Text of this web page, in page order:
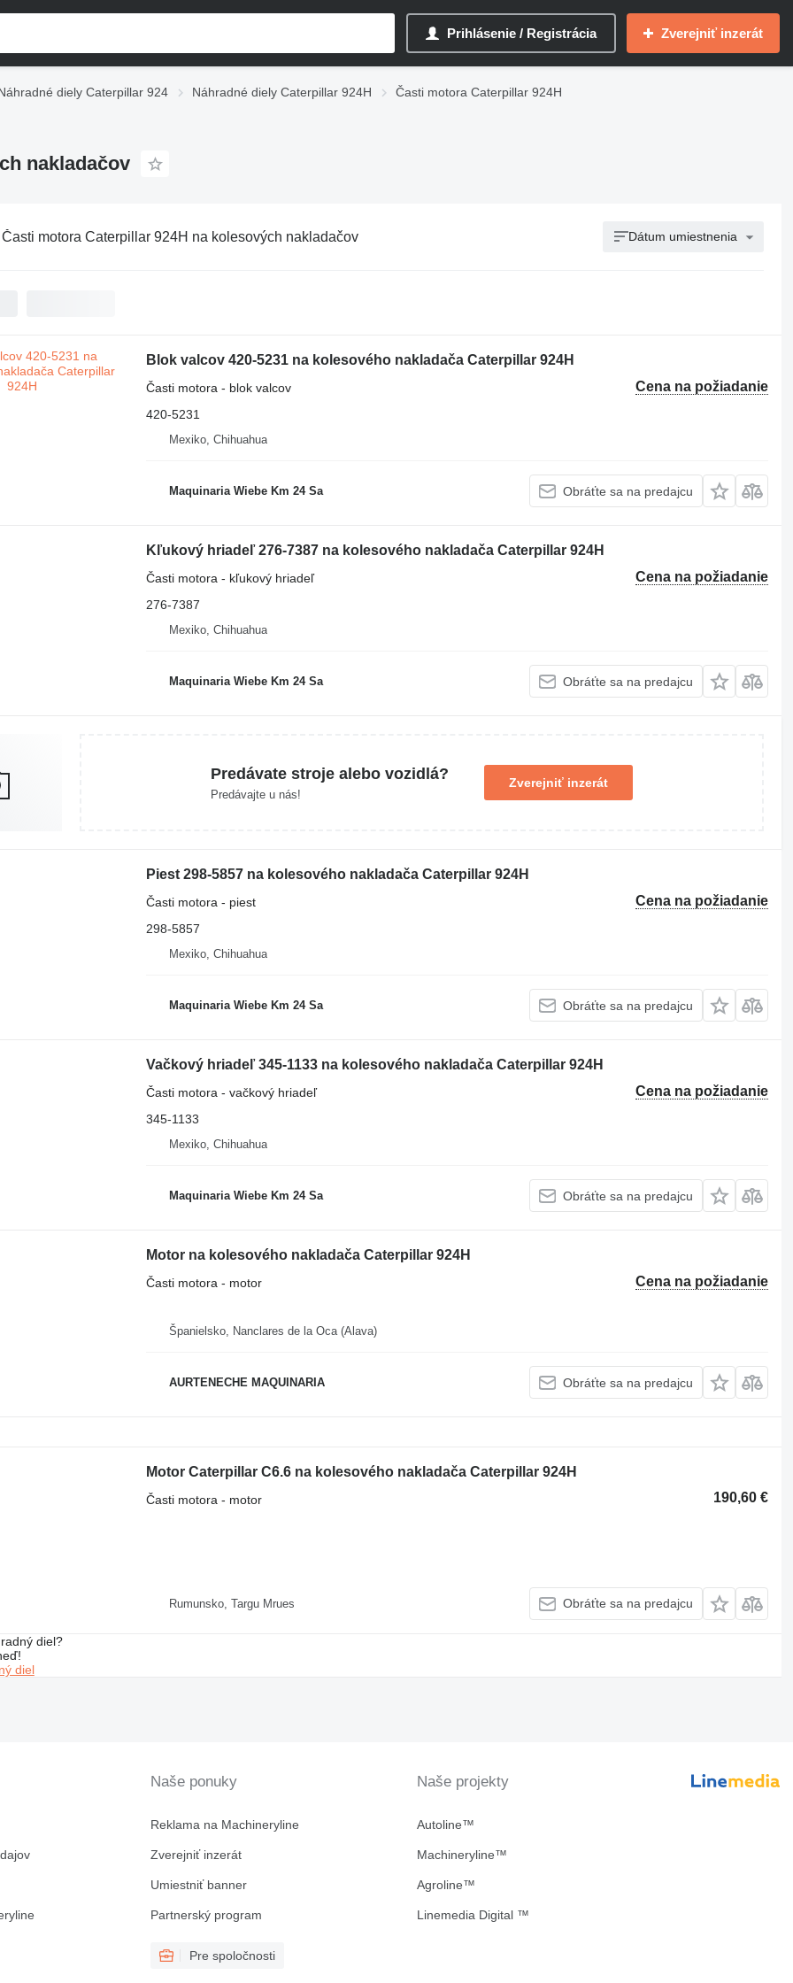
Prihlásenie / Registrácia Zverejniť inzerát
diely Caterpillar 924 Náhradné diely Caterpillar 924H
Časti motora Caterpillar 924H
nakladačov
Časti motora Caterpillar 924H na kolesových nakladačov Dátum umiestnenia
Blok valcov 420-5231 na kolesového nakladača Caterpillar 924H
Cena na požiadanie
Časti motora - blok valcov
420-5231
Mexiko, Chihuahua
Maquinaria Wiebe Km 24 Sa Obráťte sa na predajcu
Kľukový hriadeľ 276-7387 na kolesového nakladača Caterpillar 924H
Cena na požiadanie
Časti motora - kľukový hriadeľ
276-7387
Mexiko, Chihuahua
Maquinaria Wiebe Km 24 Sa Obráťte sa na predajcu
Predávate stroje alebo vozidlá?
Predávajte u nás!
Zverejniť inzerát
Piest 298-5857 na kolesového nakladača Caterpillar 924H
Cena na požiadanie
Časti motora - piest
298-5857
Mexiko, Chihuahua
Maquinaria Wiebe Km 24 Sa Obráťte sa na predajcu
Vačkový hriadeľ 345-1133 na kolesového nakladača Caterpillar 924H
Cena na požiadanie
Časti motora - vačkový hriadeľ
345-1133
Mexiko, Chihuahua
Maquinaria Wiebe Km 24 Sa Obráťte sa na predajcu
Motor na kolesového nakladača Caterpillar 924H
Cena na požiadanie
Časti motora - motor
Španielsko, Nanclares de la Oca (Alava)
AURTENECHE MAQUINARIA Obráťte sa na predajcu
Motor Caterpillar C6.6 na kolesového nakladača Caterpillar 924H
190,60 €
Časti motora - motor
Rumunsko, Targu Mrues Obráťte sa na predajcu
diel?
diel
Naše ponuky
Reklama na Machineryline
Zverejniť inzerát
Umiestniť banner
Partnerský program
Pre spoločnosti
Naše projekty
Autoline™
Machineryline™
Agroline™
Linemedia Digital ™